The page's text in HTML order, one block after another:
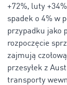
+72%, luty
spadek o 4% w
przypadku jako
rozpoczęcie
zajmują
przesyłek z
transporty